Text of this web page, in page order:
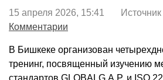
15 апреля 2026, 15:41 Источник
Комментарии
В Бишкеке организован
тренинг, посвященный изучению